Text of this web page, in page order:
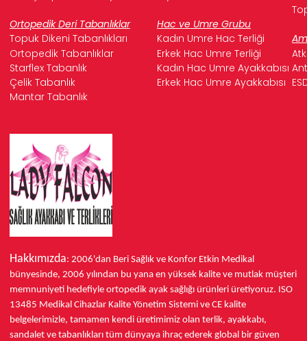
Ortopedik Deri Tabanlıklar
Hac ve Umre Grubu
Topuk Dikeni Tabanlıkları
Kadın Umre Hac Terliği
Ortopedik Tabanlıklar
Erkek Hac Umre Terliği
Starflex Tabanlık
Kadın Hac Umre Ayakkabısı
Çelik Tabanlık
Erkek Hac Umre Ayakkabısı
Mantar Tabanlık
Hakkımızda: 2006'dan Beri Sağlık ve Konfor Etkin Medikal
bünyesinde, 2006 yılından bu yana en yüksek kalite ve mutlak müşteri
memnuniyeti hedefiyle ortopedik ayak sağlığı ürünleri üretiyoruz. ISO
13485 Medikal Cihazlar Kalite Yönetim Sistemi ve CE kalite
belgelerimizle, tamamen kendi üretimimiz olan terlik, ayakkabı,
sandalet ve tabanlıkları tüm dünyaya ihraç ederek global bir güven